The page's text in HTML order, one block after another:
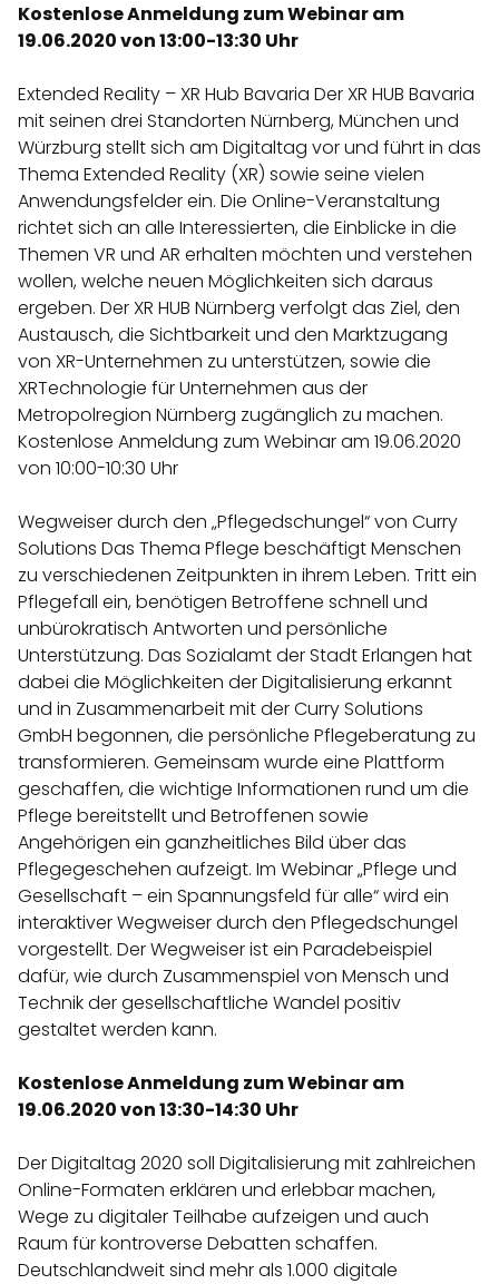
Kostenlose Anmeldung zum Webinar am
19.06.2020 von 13:00-13:30 Uhr
Extended Reality – XR Hub Bavaria Der XR HUB Bavaria
mit seinen drei Standorten Nürnberg, München und
Würzburg stellt sich am Digitaltag vor und führt in das
Thema Extended Reality (XR) sowie seine vielen
Anwendungsfelder ein. Die Online-Veranstaltung
richtet sich an alle Interessierten, die Einblicke in die
Themen VR und AR erhalten möchten und verstehen
wollen, welche neuen Möglichkeiten sich daraus
ergeben. Der XR HUB Nürnberg verfolgt das Ziel, den
Austausch, die Sichtbarkeit und den Marktzugang
von XR-Unternehmen zu unterstützen, sowie die
XRTechnologie für Unternehmen aus der
Metropolregion Nürnberg zugänglich zu machen.
Kostenlose Anmeldung zum Webinar am 19.06.2020
von 10:00-10:30 Uhr
Wegweiser durch den „Pflegedschungel“ von Curry
Solutions Das Thema Pflege beschäftigt Menschen
zu verschiedenen Zeitpunkten in ihrem Leben. Tritt ein
Pflegefall ein, benötigen Betroffene schnell und
unbürokratisch Antworten und persönliche
Unterstützung. Das Sozialamt der Stadt Erlangen hat
dabei die Möglichkeiten der Digitalisierung erkannt
und in Zusammenarbeit mit der Curry Solutions
GmbH begonnen, die persönliche Pflegeberatung zu
transformieren. Gemeinsam wurde eine Plattform
geschaffen, die wichtige Informationen rund um die
Pflege bereitstellt und Betroffenen sowie
Angehörigen ein ganzheitliches Bild über das
Pflegegeschehen aufzeigt. Im Webinar „Pflege und
Gesellschaft – ein Spannungsfeld für alle“ wird ein
interaktiver Wegweiser durch den Pflegedschungel
vorgestellt. Der Wegweiser ist ein Paradebeispiel
dafür, wie durch Zusammenspiel von Mensch und
Technik der gesellschaftliche Wandel positiv
gestaltet werden kann.
Kostenlose Anmeldung zum Webinar am
19.06.2020 von 13:30-14:30 Uhr
Der Digitaltag 2020 soll Digitalisierung mit zahlreichen
Online-Formaten erklären und erlebbar machen,
Wege zu digitaler Teilhabe aufzeigen und auch
Raum für kontroverse Debatten schaffen.
Deutschlandweit sind mehr als 1.000 digitale